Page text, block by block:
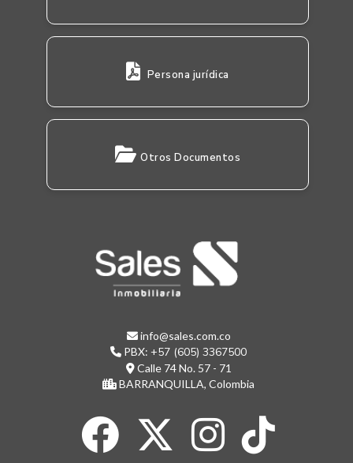
Persona jurídica
Otros Documentos
info@sales.com.co
PBX: +57 (605) 3367500
Calle 74 No. 57 - 71
BARRANQUILLA, Colombia